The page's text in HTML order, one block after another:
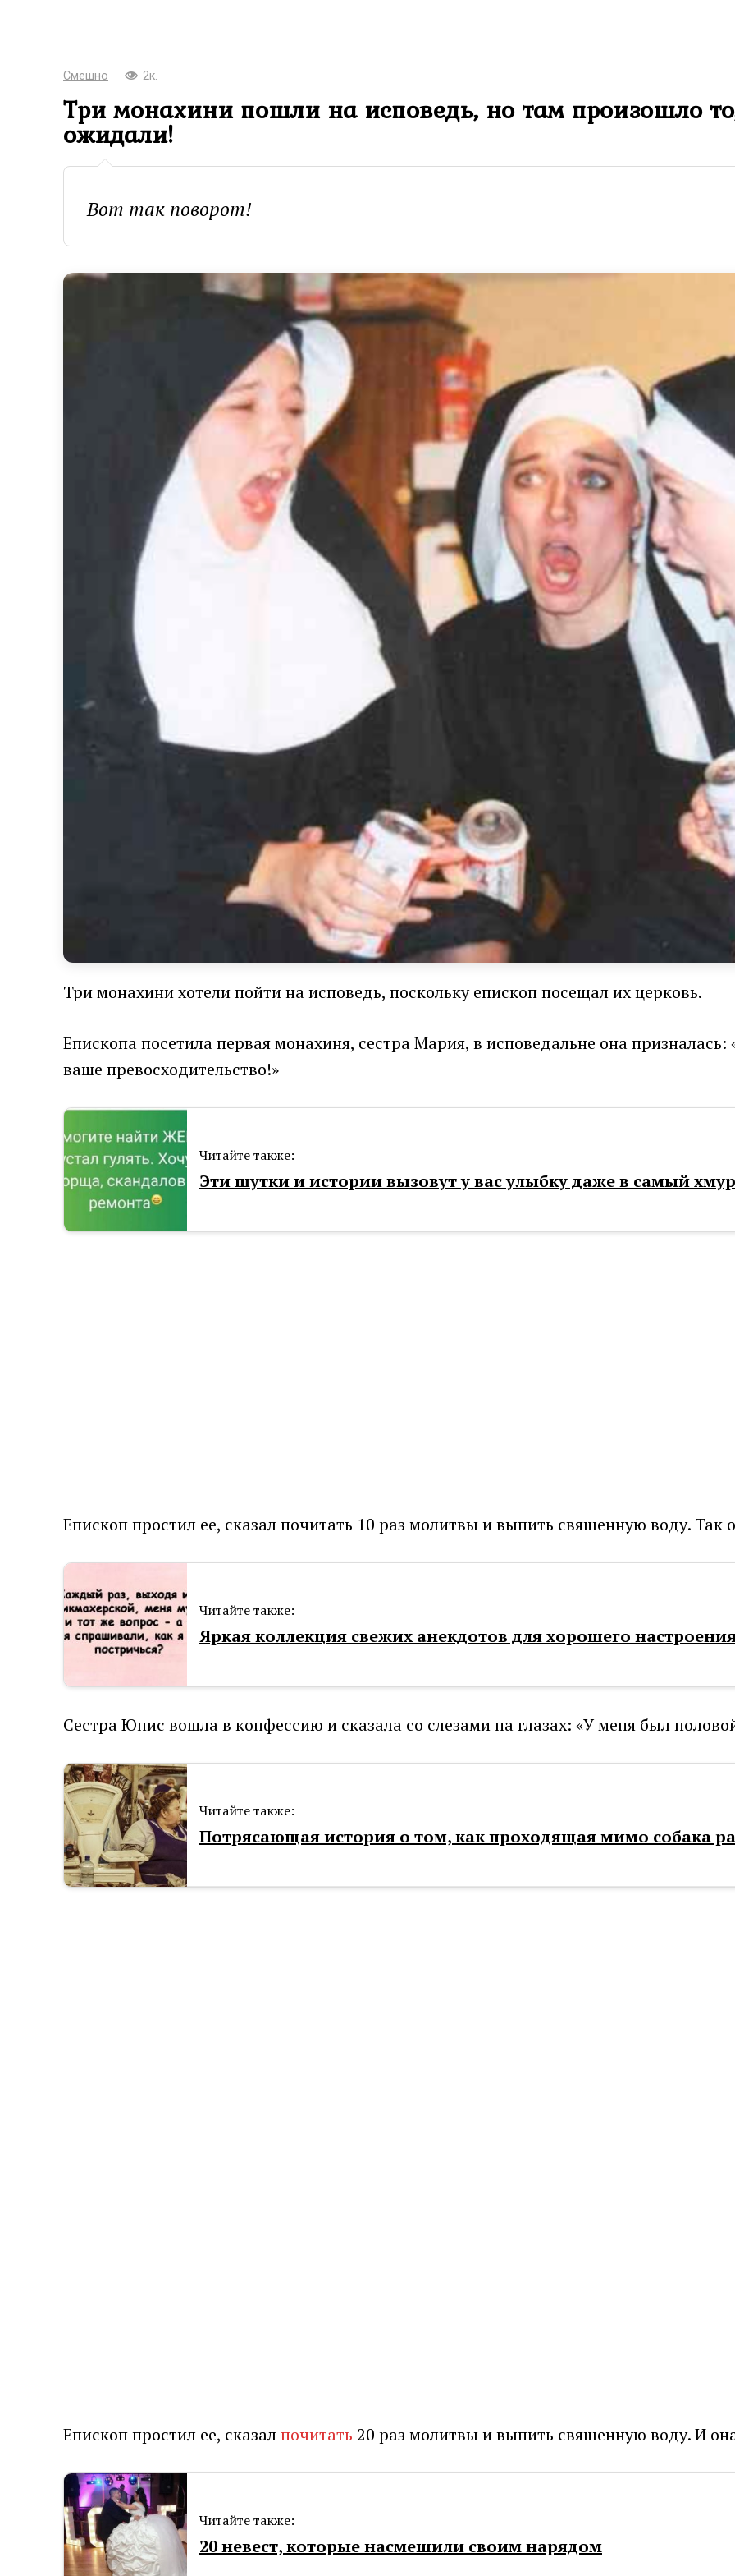
Смешно 2к.
Три монахини пошли на исповедь, но там произошло
ожидали!
Вот так поворот!
Три монахини хотели пойти на исповедь, поскольку епископ посещал их церковь.
Епископа посетила первая монахиня, сестра Мария, в исповедальне она призналась:
ваше превосходительство!»
Читайте также:
Эти шутки и истории вызовут у вас улыбку даже в самый
Епископ простил ее, сказал почитать 10 раз молитвы и выпить священную воду. Так
Читайте также:
Яркая коллекция свежих анекдотов для хорошего
Сестра Юнис вошла в конфессию и сказала со слезами на глазах: «У меня был
Читайте также:
Потрясающая история о том, как проходящая мимо собака
Епископ простил ее, сказалпочитать 20 раз молитвы и выпить священную воду. И
Читайте также:
20 невест, которые насмешили своим нарядом